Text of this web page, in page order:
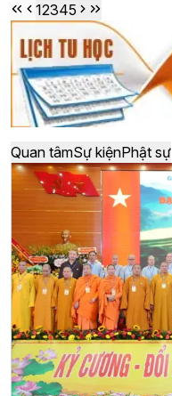
12345
Quan tâmSự kiệnPhật sự